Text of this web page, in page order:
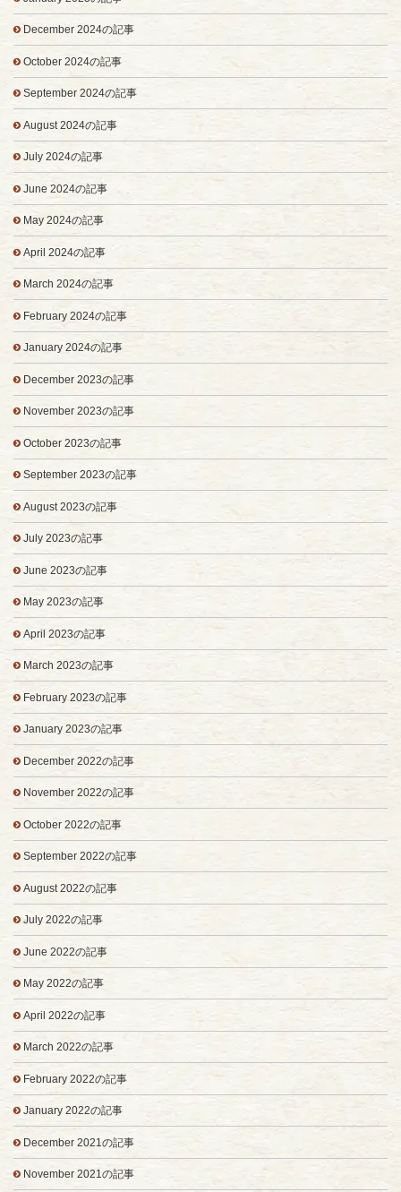
December 2024の記事
October 2024の記事
September 2024の記事
August 2024の記事
July 2024の記事
June 2024の記事
May 2024の記事
April 2024の記事
March 2024の記事
February 2024の記事
January 2024の記事
December 2023の記事
November 2023の記事
October 2023の記事
September 2023の記事
August 2023の記事
July 2023の記事
June 2023の記事
May 2023の記事
April 2023の記事
March 2023の記事
February 2023の記事
January 2023の記事
December 2022の記事
November 2022の記事
October 2022の記事
September 2022の記事
August 2022の記事
July 2022の記事
June 2022の記事
May 2022の記事
April 2022の記事
March 2022の記事
February 2022の記事
January 2022の記事
December 2021の記事
November 2021の記事